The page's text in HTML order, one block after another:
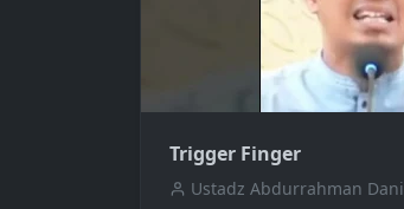
Trigger Finger
Ustadz Abdurrahman Dani